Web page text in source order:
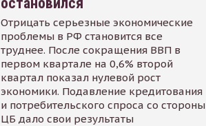
Отрицать серьезные экономические
проблемы в РФ становится все
труднее. После сокращения ВВП в
первом квартале на 0,6% второй
квартал показал нулевой рост
экономики. Подавление кредитования
и потребительского спроса со стороны
ЦБ дало свои результаты